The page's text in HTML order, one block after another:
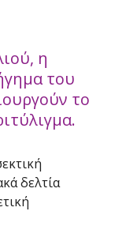
η
του
το
δελτία